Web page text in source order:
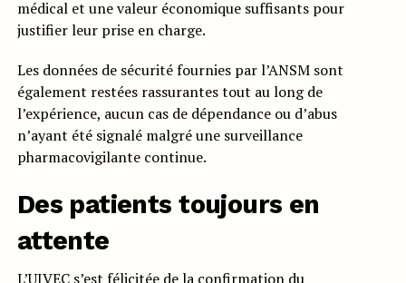
médical et une valeur économique suffisants pour
justifier leur prise en charge.
Les données de sécurité fournies par l’ANSM sont
également restées rassurantes tout au long de
l’expérience, aucun cas de dépendance ou d’abus
n’ayant été signalé malgré une surveillance
pharmacovigilante continue.
Des patients toujours en
attente
L’UIVEC s’est félicitée de la confirmation du